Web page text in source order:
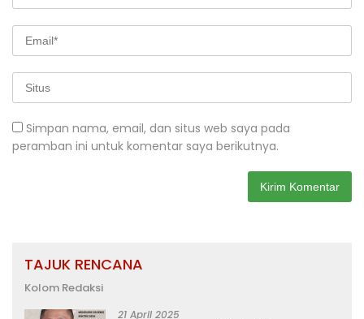
Simpan nama, email, dan situs web saya pada
peramban ini untuk komentar saya berikutnya.
TAJUK RENCANA
Kolom Redaksi
21 April 2025